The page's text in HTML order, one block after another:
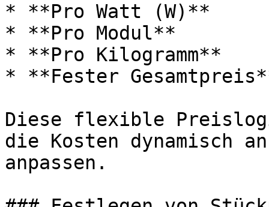
* **Pro Watt (W)**
* **Pro Modul**
* **Pro Kilogramm**
* **Fester
Diese flexible
die Kosten dynamisch
anpassen.